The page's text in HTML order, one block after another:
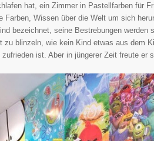
hat, ein Zimmer in Pastellfarben für
Wissen über die Welt um sich
bezeichnet, seine Bestrebungen werden
blinzeln, wie kein Kind etwas aus dem
ist. Aber in jüngerer Zeit freute er